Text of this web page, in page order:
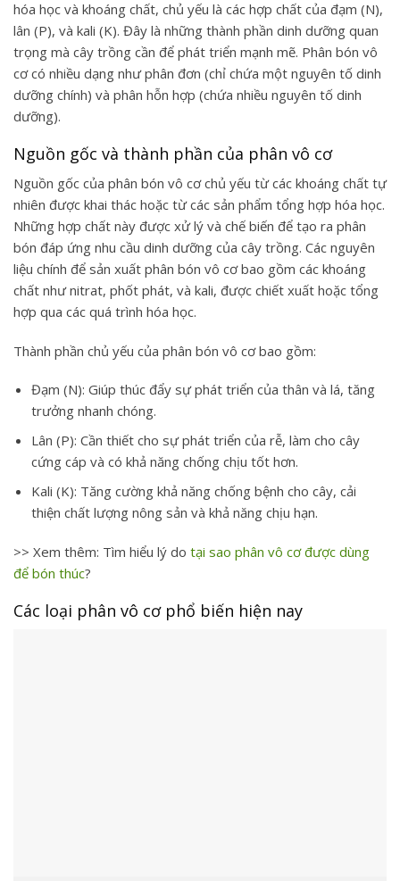
hóa học và khoáng chất, chủ yếu là các hợp chất của đạm (N),
lân (P), và kali (K). Đây là những thành phần dinh dưỡng quan
trọng mà cây trồng cần để phát triển mạnh mẽ. Phân bón vô
cơ có nhiều dạng như phân đơn (chỉ chứa một nguyên tố dinh
dưỡng chính) và phân hỗn hợp (chứa nhiều nguyên tố dinh
dưỡng).
Nguồn gốc và thành phần của phân vô cơ
Nguồn gốc của phân bón vô cơ chủ yếu từ các khoáng chất tự
nhiên được khai thác hoặc từ các sản phẩm tổng hợp hóa học.
Những hợp chất này được xử lý và chế biến để tạo ra phân
bón đáp ứng nhu cầu dinh dưỡng của cây trồng. Các nguyên
liệu chính để sản xuất phân bón vô cơ bao gồm các khoáng
chất như nitrat, phốt phát, và kali, được chiết xuất hoặc tổng
hợp qua các quá trình hóa học.
Thành phần chủ yếu của phân bón vô cơ bao gồm:
Đạm (N): Giúp thúc đẩy sự phát triển của thân và lá, tăng
trưởng nhanh chóng.
Lân (P): Cần thiết cho sự phát triển của rễ, làm cho cây
cứng cáp và có khả năng chống chịu tốt hơn.
Kali (K): Tăng cường khả năng chống bệnh cho cây, cải
thiện chất lượng nông sản và khả năng chịu hạn.
>> Xem thêm: Tìm hiểu lý do tại sao phân vô cơ được dùng
để bón thúc?
Các loại phân vô cơ phổ biến hiện nay